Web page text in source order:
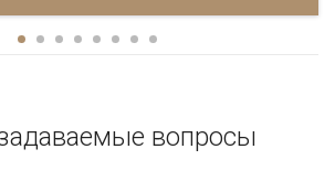
вопросы